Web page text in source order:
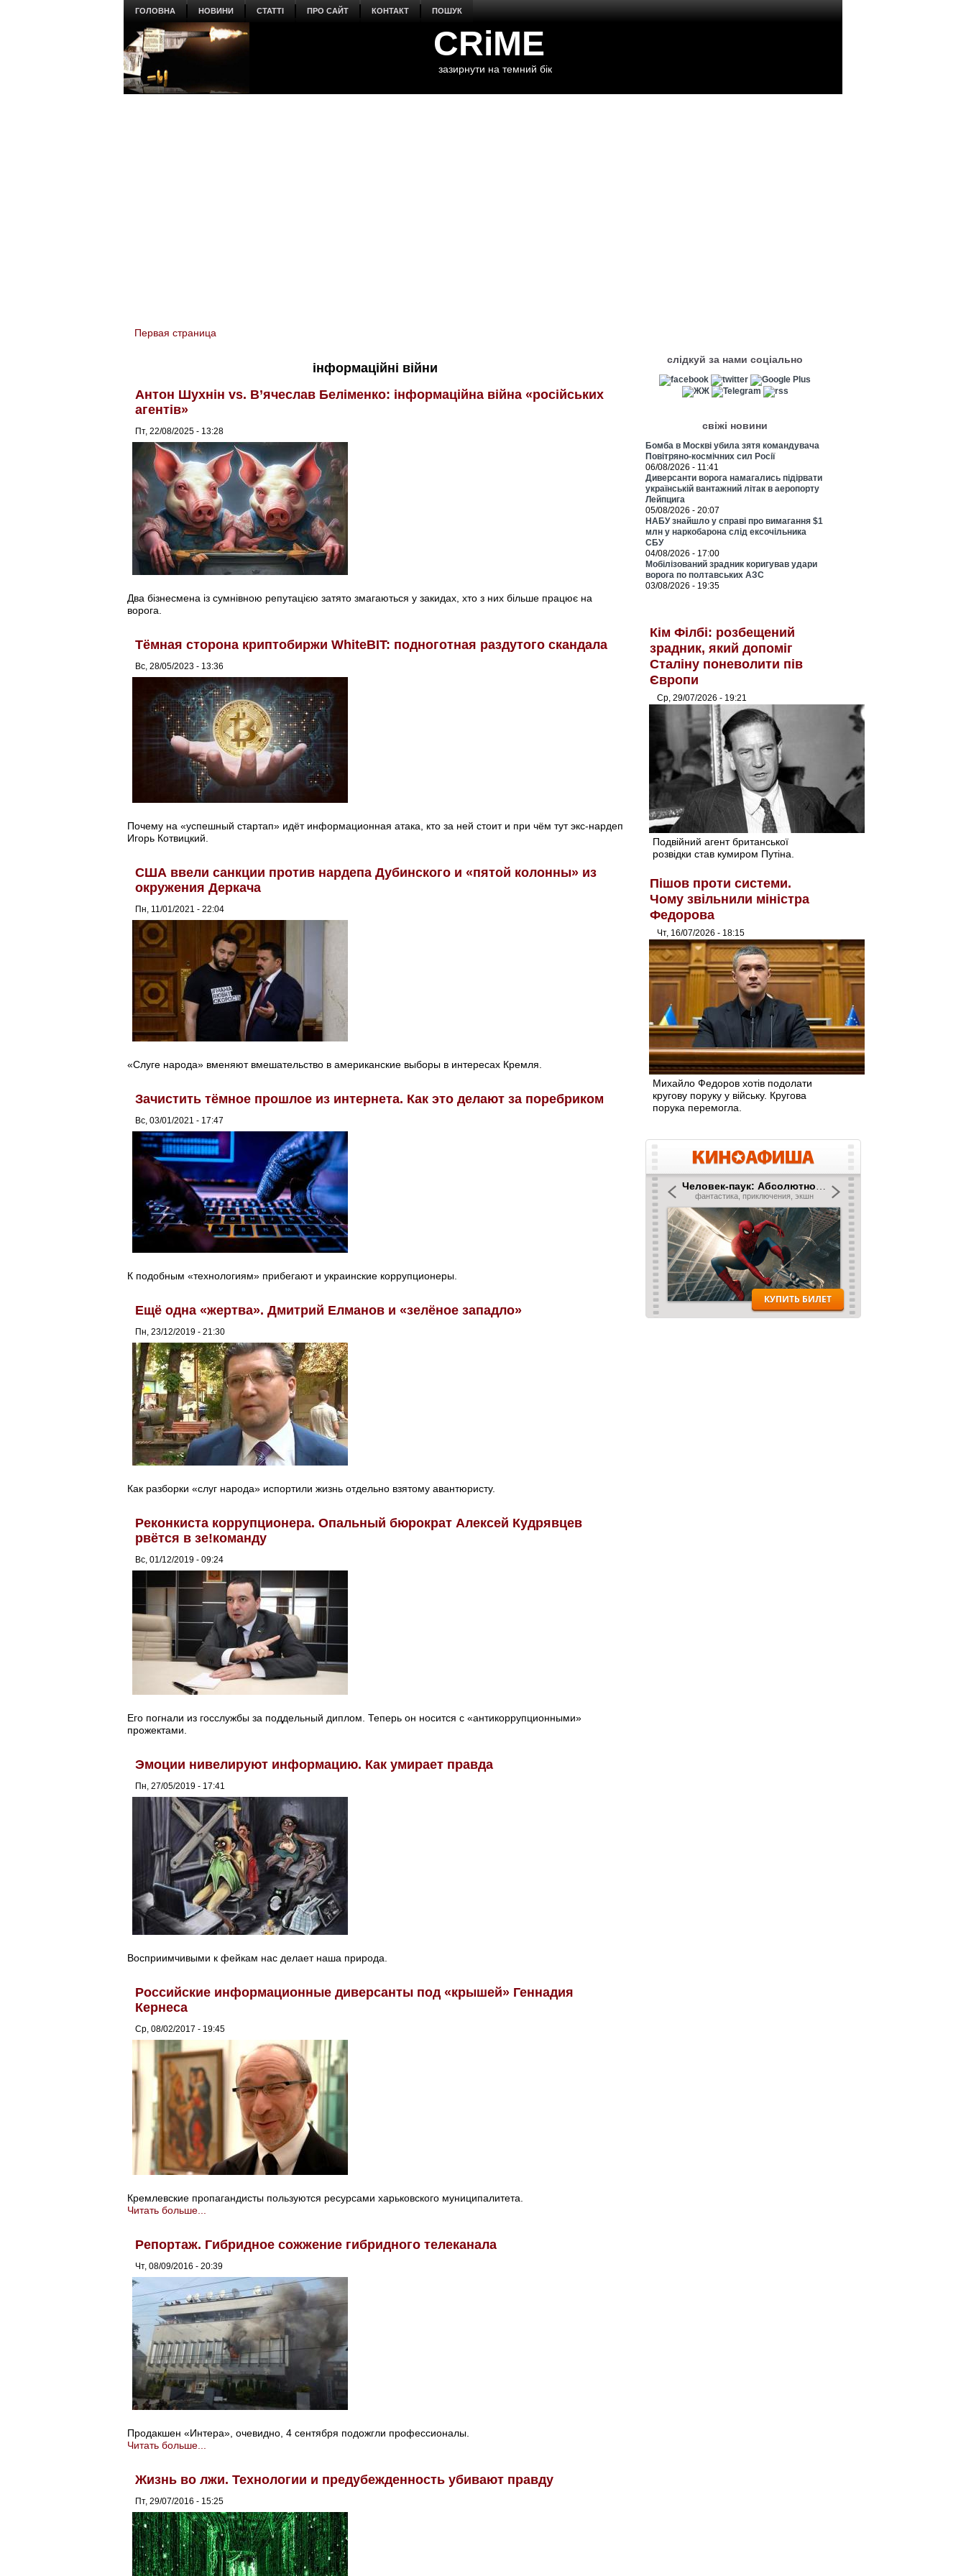
ГОЛОВНА НОВИНИ СТАТТІ ПРО САЙТ КОНТАКТ ПОШУК
CRiME
зазирнути на темний бік
You are here
Первая страница
інформаційні війни
Антон Шухнін vs. В’ячеслав Беліменко: інформаційна війна «російських
агентів»
Пт, 22/08/2025 - 13:28
Два бізнесмена із сумнівною репутацією затято змагаються у закидах, хто з них більше працює на
ворога.
Тёмная сторона криптобиржи WhiteBIT: подноготная раздутого скандала
Вс, 28/05/2023 - 13:36
Почему на «успешный стартап» идёт информационная атака, кто за ней стоит и при чём тут экс-нардеп
Игорь Котвицкий.
США ввели санкции против нардепа Дубинского и «пятой колонны» из
окружения Деркача
Пн, 11/01/2021 - 22:04
«Слуге народа» вменяют вмешательство в американские выборы в интересах Кремля.
Зачистить тёмное прошлое из интернета. Как это делают за поребриком
Вс, 03/01/2021 - 17:47
К подобным «технологиям» прибегают и украинские коррупционеры.
Ещё одна «жертва». Дмитрий Елманов и «зелёное западло»
Пн, 23/12/2019 - 21:30
Как разборки «слуг народа» испортили жизнь отдельно взятому авантюристу.
Реконкиста коррупционера. Опальный бюрократ Алексей Кудрявцев
рвётся в зе!команду
Вс, 01/12/2019 - 09:24
Его погнали из госслужбы за поддельный диплом. Теперь он носится с «антикоррупционными»
прожектами.
Эмоции нивелируют информацию. Как умирает правда
Пн, 27/05/2019 - 17:41
Восприимчивыми к фейкам нас делает наша природа.
Российские информационные диверсанты под «крышей» Геннадия
Кернеса
Ср, 08/02/2017 - 19:45
Кремлевские пропагандисты пользуются ресурсами харьковского муниципалитета.
Читать больше...
Репортаж. Гибридное сожжение гибридного телеканала
Чт, 08/09/2016 - 20:39
Продакшен «Интера», очевидно, 4 сентября подожгли профессионалы.
Читать больше...
Жизнь во лжи. Технологии и предубежденность убивают правду
Пт, 29/07/2016 - 15:25
слідкуй за нами соціально
свіжі новини
Бомба в Москві убила зятя командувача
Повітряно-космічних сил Росії
06/08/2026 - 11:41
Диверсанти ворога намагались підірвати
українській вантажний літак в аеропорту
Лейпцига
05/08/2026 - 20:07
НАБУ знайшло у справі про вимагання $1
млн у наркобарона слід ексочільника
СБУ
04/08/2026 - 17:00
Мобілізований зрадник коригував удари
ворога по полтавських АЗС
03/08/2026 - 19:35
Кім Філбі: розбещений
зрадник, який допоміг
Сталіну поневолити пів
Європи
Ср, 29/07/2026 - 19:21
Подвійний агент британської
розвідки став кумиром Путіна.
Пішов проти системи.
Чому звільнили міністра
Федорова
Чт, 16/07/2026 - 18:15
Михайло Федоров хотів подолати
кругову поруку у війську. Кругова
порука перемогла.